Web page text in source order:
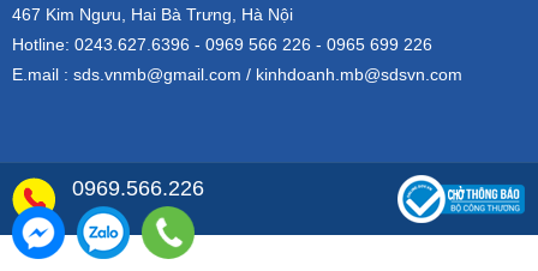
467 Kim Ngưu, Hai Bà Trưng, Hà Nội
Hotline: 0243.627.6396 - 0969 566 226 - 0965 699 226
E.mail : sds.vnmb@gmail.com / kinhdoanh.mb@sdsvn.com
0969.566.226